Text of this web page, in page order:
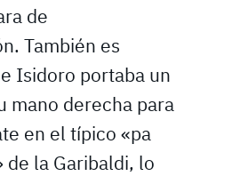
de
También es
Isidoro portaba un
mano derecha para
en el típico «pa
de la Garibaldi, lo